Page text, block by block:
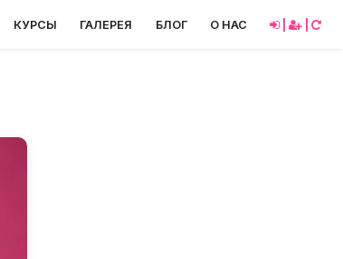
КУРСЫ ГАЛЕРЕЯ БЛОГ О НАС | |